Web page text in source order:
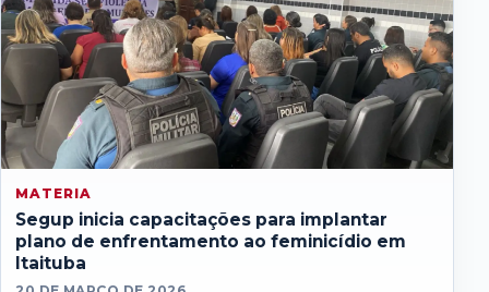
MATERIA
Segup inicia capacitações para implantar
plano de enfrentamento ao feminicídio em
Itaituba